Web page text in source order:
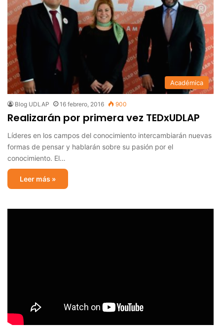
Académica
Blog UDLAP 16 febrero, 2016 900
Realizarán por primera vez TEDxUDLAP
Líderes en los campos del conocimiento intercambiarán nuevas
formas de pensar y hablarán sobre su pasión por el
conocimiento. El…
Leer más »